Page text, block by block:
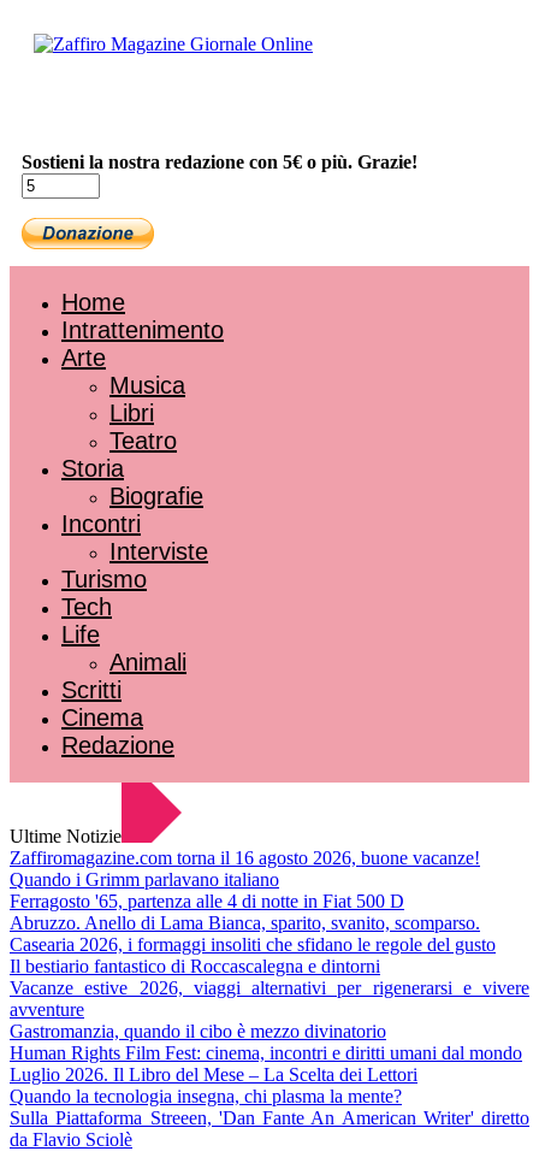
Sostieni la nostra redazione con 5€ o più. Grazie!
Home
Intrattenimento
Arte
Musica
Libri
Teatro
Storia
Biografie
Incontri
Interviste
Turismo
Tech
Life
Animali
Scritti
Cinema
Redazione
Ultime Notizie
Zaffiromagazine.com torna il 16 agosto 2026, buone vacanze!
Quando i Grimm parlavano italiano
Ferragosto '65, partenza alle 4 di notte in Fiat 500 D
Abruzzo. Anello di Lama Bianca, sparito, svanito, scomparso.
Casearia 2026, i formaggi insoliti che sfidano le regole del gusto
Il bestiario fantastico di Roccascalegna e dintorni
Vacanze estive 2026, viaggi alternativi per rigenerarsi e vivere
avventure
Gastromanzia, quando il cibo è mezzo divinatorio
Human Rights Film Fest: cinema, incontri e diritti umani dal mondo
Luglio 2026. Il Libro del Mese – La Scelta dei Lettori
Quando la tecnologia insegna, chi plasma la mente?
Sulla Piattaforma Streeen, 'Dan Fante An American Writer' diretto
da Flavio Sciolè